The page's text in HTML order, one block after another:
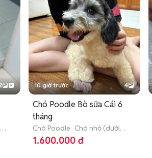
10 giờ trước 4
Chó Poodle Bò sữa Cái 6
tháng
Chó Poodle Chó nhỏ (dưới 1
năm tuổi)
1.600.000 đ